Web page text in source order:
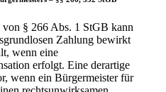
§ 266 Abs. 1 StGB kann
Zahlung bewirkt
wenn eine
erfolgt. Eine derartige
wenn ein Bürgermeister für